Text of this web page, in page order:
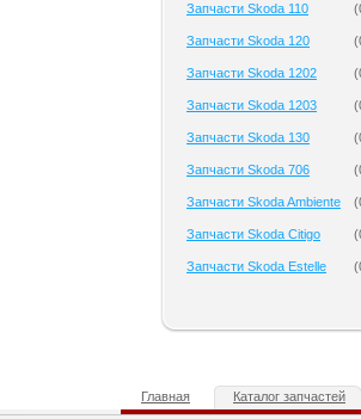
Запчасти Skoda 110 (
Запчасти Skoda 120 (
Запчасти Skoda 1202 (
Запчасти Skoda 1203 (
Запчасти Skoda 130 (
Запчасти Skoda 706 (
Запчасти Skoda Ambiente (
Запчасти Skoda Citigo (
Запчасти Skoda Estelle (
Главная Каталог запчастей